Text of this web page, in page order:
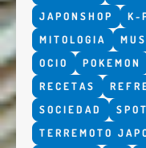
JAPONSHOP
K-
MITOLOGIA
OCIO
POKEMON
RECETAS
SOCIEDAD
TERREMOTO